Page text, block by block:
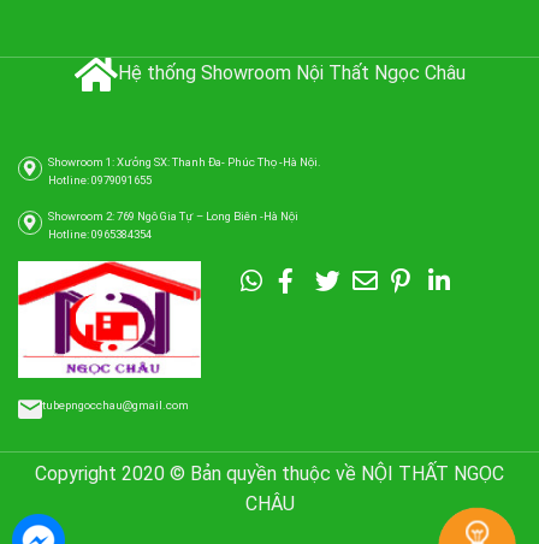
Hệ thống Showroom Nội Thất Ngọc Châu
Showroom 1: Xưởng SX: Thanh Đa- Phúc Thọ -Hà Nội.
Hotline: 0979091655
Showroom 2: 769 Ngô Gia Tự – Long Biên -Hà Nội
Hotline: 0965384354
tubepngocchau@gmail.com
Copyright 2020 © Bản quyền thuộc về NỘI THẤT NGỌC
CHÂU